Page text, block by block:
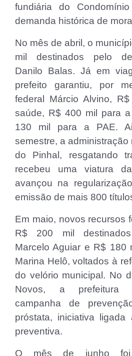
fundiária do
demanda histórica de
No mês de abril, o
mil destinados pelo
Danilo Balas. Já em
prefeito garantiu, por
federal Márcio Alvino,
saúde, R$ 400 mil para
130 mil para a PAE.
semestre, a administração
do Pinhal, resgatando
recebeu uma viatura
avançou na
emissão de mais 800
Em maio, novos recursos
R$ 200 mil
Marcelo Aguiar e R$ 180
Marina Helô, voltados à
do velório municipal. No
Novos, a prefeitura
campanha de
próstata, iniciativa
preventiva.
O mês de junho foi